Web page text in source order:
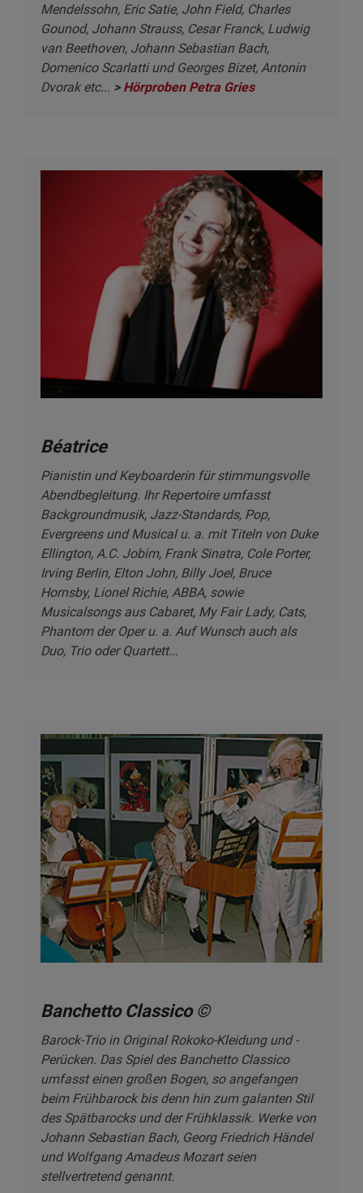
Mendelssohn, Eric Satie, John Field, Charles
Gounod, Johann Strauss, Cesar Franck, Ludwig
van Beethoven, Johann Sebastian Bach,
Domenico Scarlatti und Georges Bizet, Antonin
Dvorak etc... > Hörproben Petra Gries
Béatrice
Pianistin und Keyboarderin für stimmungsvolle
Abendbegleitung. Ihr Repertoire umfasst
Backgroundmusik, Jazz-Standards, Pop,
Evergreens und Musical u. a. mit Titeln von Duke
Ellington, A.C. Jobim, Frank Sinatra, Cole Porter,
Irving Berlin, Elton John, Billy Joel, Bruce
Hornsby, Lionel Richie, ABBA, sowie
Musicalsongs aus Cabaret, My Fair Lady, Cats,
Phantom der Oper u. a. Auf Wunsch auch als
Duo, Trio oder Quartett...
Banchetto Classico ©
Barock-Trio in Original Rokoko-Kleidung und -
Perücken. Das Spiel des Banchetto Classico
umfasst einen großen Bogen, so angefangen
beim Frühbarock bis denn hin zum galanten Stil
des Spätbarocks und der Frühklassik. Werke von
Johann Sebastian Bach, Georg Friedrich Händel
und Wolfgang Amadeus Mozart seien
stellvertretend genannt.